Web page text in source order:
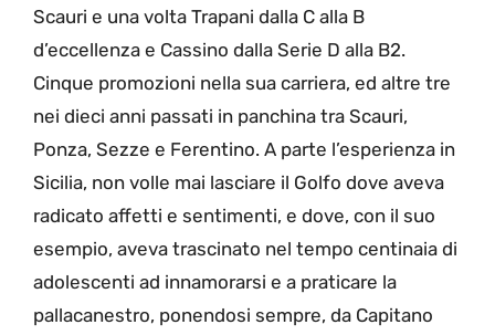
Scauri e una volta Trapani dalla C alla B
d’eccellenza e Cassino dalla Serie D alla B2.
Cinque promozioni nella sua carriera, ed altre tre
nei dieci anni passati in panchina tra Scauri,
Ponza, Sezze e Ferentino. A parte l’esperienza in
Sicilia, non volle mai lasciare il Golfo dove aveva
radicato affetti e sentimenti, e dove, con il suo
esempio, aveva trascinato nel tempo centinaia di
adolescenti ad innamorarsi e a praticare la
pallacanestro, ponendosi sempre, da Capitano